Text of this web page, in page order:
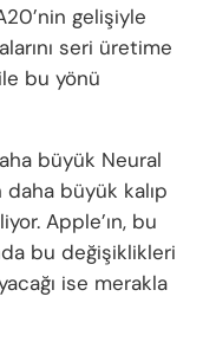
gelişiyle
seri üretime
bu yönü
büyük Neural
daha büyük kalıp
Apple’ın, bu
bu değişiklikleri
ise merakla